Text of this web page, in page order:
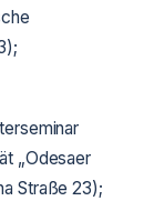
„Odesaer
Straße 23);